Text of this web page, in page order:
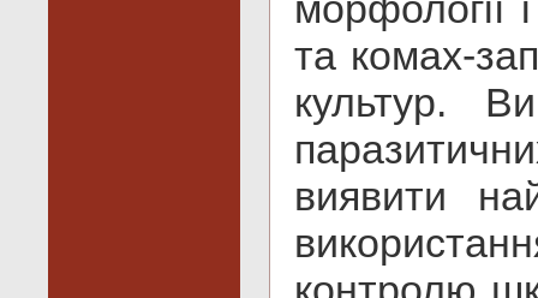
та комах-
культур.
виявити